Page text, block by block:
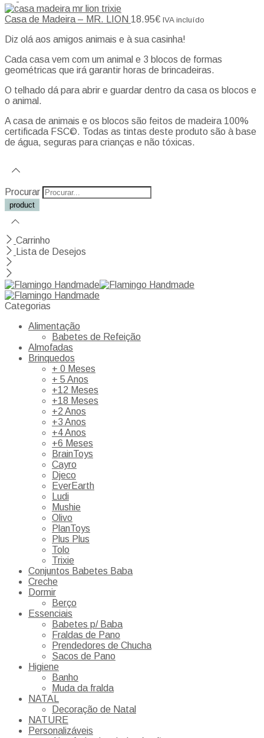
Casa de Madeira – MR. LION 18.95€ IVA incluído
Diz olá aos amigos animais e à sua casinha!
Cada casa vem com um animal e 3 blocos de formas
geométricas que irá garantir horas de brincadeiras.
O telhado dá para abrir e guardar dentro da casa os blocos e
o animal.
A casa de animais e os blocos são feitos de madeira 100%
certificada FSC©. Todas as tintas deste produto são à base
de água, seguras para crianças e não tóxicas.
Procurar
Carrinho
Lista de Desejos
Categorias
Alimentação
Babetes de Refeição
Almofadas
Brinquedos
+ 0 Meses
+ 5 Anos
+12 Meses
+18 Meses
+2 Anos
+3 Anos
+4 Anos
+6 Meses
BrainToys
Cayro
Djeco
EverEarth
Ludi
Mushie
Olivo
PlanToys
Plus Plus
Tolo
Trixie
Conjuntos Babetes Baba
Creche
Dormir
Berço
Essenciais
Babetes p/ Baba
Fraldas de Pano
Prendedores de Chucha
Sacos de Pano
Higiene
Banho
Muda da fralda
NATAL
Decoração de Natal
NATURE
Personalizáveis